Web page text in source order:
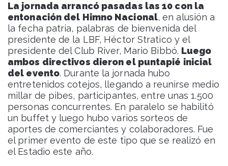
La jornada arrancó pasadas las 10 con la
entonación del Himno Nacional, en alusión a
la fecha patria, palabras de bienvenida del
presidente de la LBF, Héctor Stratico y el
presidente del Club River, Mario Bibbó. Luego
ambos directivos dieron el puntapié inicial
del evento. Durante la jornada hubo
entretenidos cotejos, llegando a reunirse medio
millar de pibes, participantes, entre unas 1.500
personas concurrentes. En paralelo se habilitó
un buffet y luego hubo varios sorteos de
aportes de comerciantes y colaboradores. Fue
el primer evento de este tipo que se realizó en
el Estadio este año.